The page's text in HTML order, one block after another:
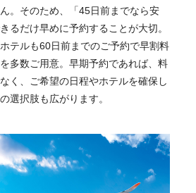
。そのため、「45日前までなら安
るだけ早めに予約することが大切。
テルも60日前までのご予約で早割料
多数ご用意。早期予約であれば、料
く、ご希望の日程やホテルを確保し
選択肢も広がります。